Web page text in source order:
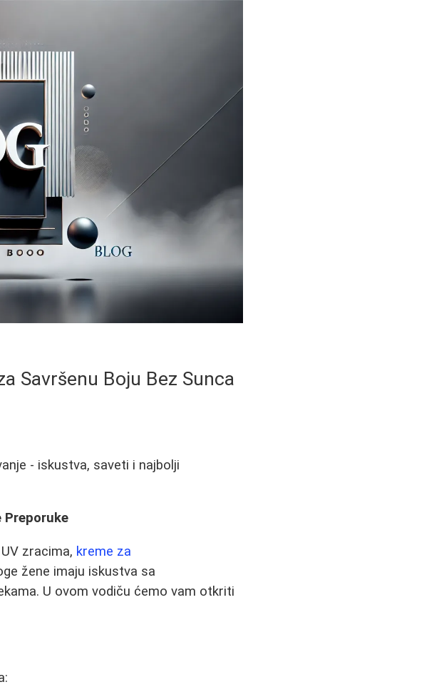
Savršenu Boju Bez Sunca
- iskustva, saveti i najbolji
Preporuke
zracima, kreme za
žene imaju iskustva sa
U ovom vodiču ćemo vam otkriti